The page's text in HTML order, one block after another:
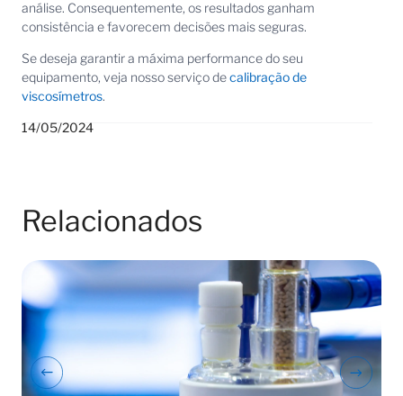
análise. Consequentemente, os resultados ganham
consistência e favorecem decisões mais seguras.
Se deseja garantir a máxima performance do seu
equipamento, veja nosso serviço decalibração de
viscosímetros.
14/05/2024
Relacionados